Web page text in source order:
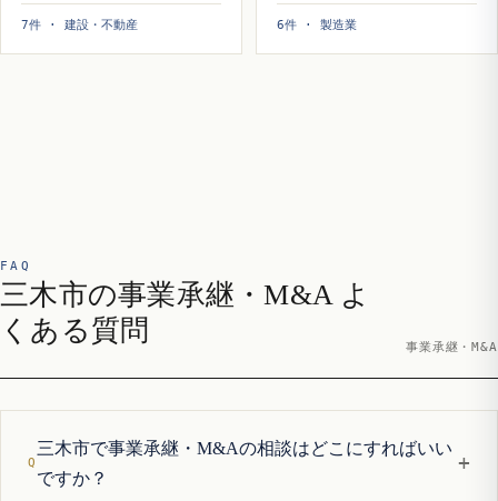
7件 · 建設・不動産 6件 · 製造業
FAQ
三木市の事業承継・M&A よ
くある質問
事業承継・M&A
三木市で事業承継・M&Aの相談はどこにすればいい
ですか？
+